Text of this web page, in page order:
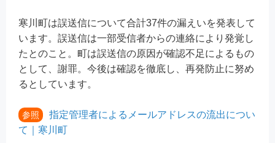
寒川町は誤送信について合計37件の漏えいを発表して
います。誤送信は一部受信者からの連絡により発覚し
たとのこと。町は誤送信の原因が確認不足によるもの
として、謝罪。今後は確認を徹底し、再発防止に努め
るとしています。
参照
指定管理者によるメールアドレスの流出につい
て｜寒川町